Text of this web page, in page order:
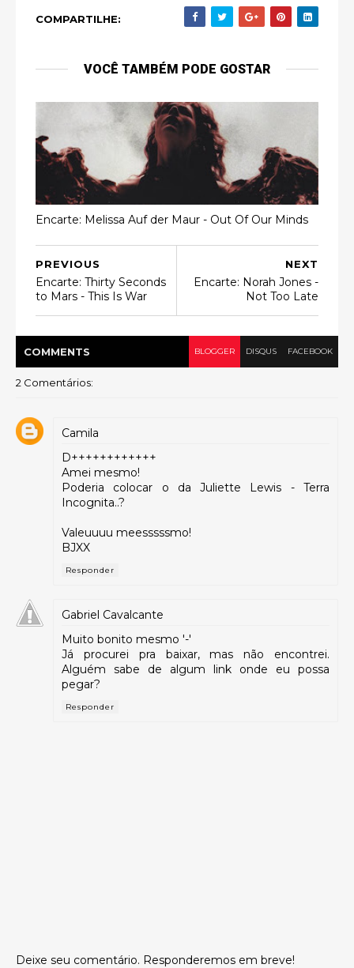
COMPARTILHE:
VOCÊ TAMBÉM PODE GOSTAR
Encarte: Melissa Auf der Maur - Out Of Our Minds
NEXT
Encarte: Norah Jones -
Not Too Late
PREVIOUS
Encarte: Thirty Seconds
to Mars - This Is War
COMMENTS BLOGGER DISQUS FACEBOOK
2 Comentários:
Camila
D++++++++++++
Amei mesmo!
Poderia colocar o da Juliette Lewis - Terra
Incognita..?
Valeuuuu meesssssmo!
BJXX
Responder
Gabriel Cavalcante
Muito bonito mesmo '-'
Já procurei pra baixar, mas não encontrei.
Alguém sabe de algum link onde eu possa
pegar?
Responder
Deixe seu comentário. Responderemos em breve!